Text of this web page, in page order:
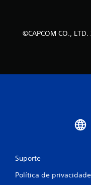
©CAPCOM CO., LTD.
Suporte
Política de privacidade